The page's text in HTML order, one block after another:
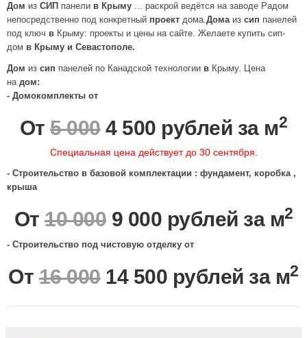
Дом из СИП панели в Крыму ... раскрой ведётся на заводе Радом
непосредственно под конкретный проект дома.Домаиз сип панелей
под ключ в Крыму: проекты и цены на сайте. Желаете купить сип-
дом в Крыму и Севастополе.
Дом из сип панелей по Канадской технологии в Крыму. Цена
на дом:
- Домокомплекты от
От5 0004 500 рублей за м2
Специальная цена действует до 30 сентября.
- Строительство в базовой комплектации : фундамент, коробка ,
крыша
От 10 000 9 000 рублей за м2
- Строительство под чистовую отделку от
От16 00014 500 рублей за м2